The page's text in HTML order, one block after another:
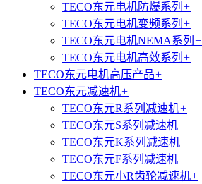
TECO东元电机防爆系列 +
TECO东元电机变频系列 +
TECO东元电机NEMA系列 +
TECO东元电机高效系列 +
TECO东元电机高压产品+
TECO东元减速机+
TECO东元R系列减速机+
TECO东元S系列减速机+
TECO东元K系列减速机+
TECO东元F系列减速机+
TECO东元小R齿轮减速机+